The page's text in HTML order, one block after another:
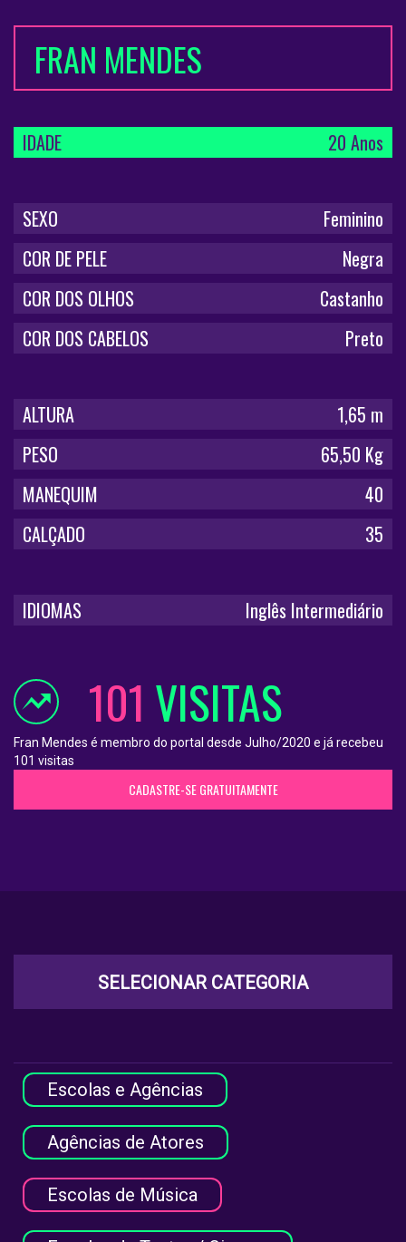
FRAN MENDES
IDADE 20 Anos
SEXO
Feminino
COR DE PELE
Negra
COR DOS OLHOS
Castanho
COR DOS CABELOS
Preto
ALTURA
1,65 m
PESO
65,50 Kg
MANEQUIM
40
CALÇADO
35
IDIOMAS Inglês Intermediário
101 VISITAS
Fran Mendes é membro do portal desde Julho/2020 e já recebeu
101 visitas
CADASTRE-SE GRATUITAMENTE
SELECIONAR CATEGORIA
Escolas e Agências
Agências de Atores
Escolas de Música